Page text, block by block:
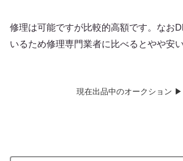
修理は可能ですが比較的高額です。なお
いるため修理専門業者に比べるとやや安い
現在出品中のオークション